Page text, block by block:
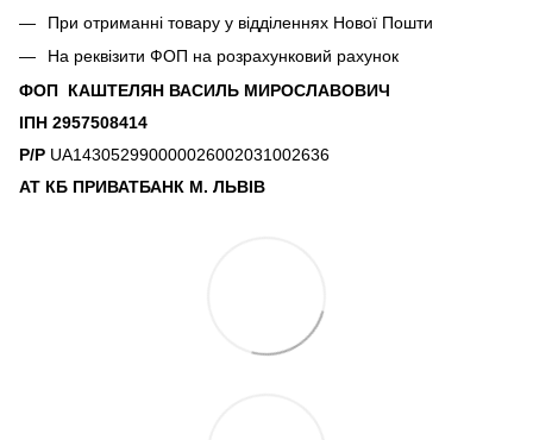
При отриманні товару у відділеннях Нової Пошти
На реквізити ФОП на розрахунковий рахунок
ФОП КАШТЕЛЯН ВАСИЛЬ МИРОСЛАВОВИЧ
ІПН 2957508414
Р/Р UA143052990000026002031002636
АТ КБ ПРИВАТБАНК М. ЛЬВІВ